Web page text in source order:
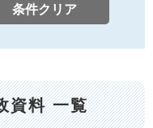
資料 一覧